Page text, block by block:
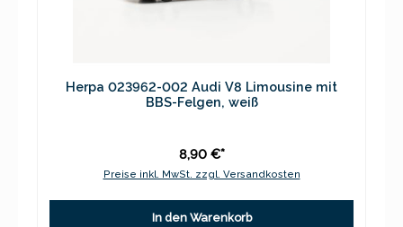
Herpa 023962-002 Audi V8 Limousine mit
BBS-Felgen, weiß
8,90 €*
Preise inkl. MwSt. zzgl. Versandkosten
In den Warenkorb